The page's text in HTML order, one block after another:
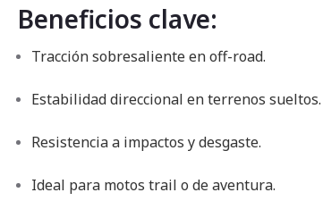
Beneficios clave:
Tracción sobresaliente en off-road.
Estabilidad direccional en terrenos sueltos.
Resistencia a impactos y desgaste.
Ideal para motos trail o de aventura.